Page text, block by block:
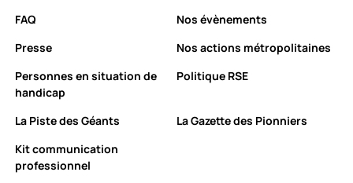
FAQ
Nos évènements
Presse
Nos actions métropolitaines
Personnes en situation de
handicap
Politique RSE
La Piste des Géants
La Gazette des Pionniers
Kit communication
professionnel